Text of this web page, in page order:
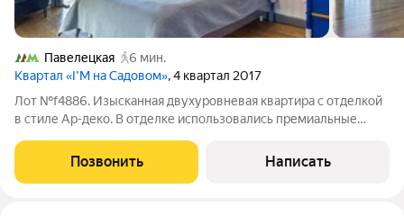
Павелецкая
6 мин.
Квартал «I’M на Садовом», 4 квартал 2017
Лот №f4886. Изысканная двухуровневая квартира с отделкой
в стиле Ар-деко. В отделке использовались премиальные
меблирована и готова к проживанию. Мебель выполнена на
заказ у ведущих европейских
Позвонить Написать